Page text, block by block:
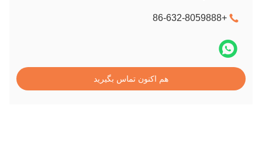
+86-632-8059888
هم اکنون تماس بگیرید